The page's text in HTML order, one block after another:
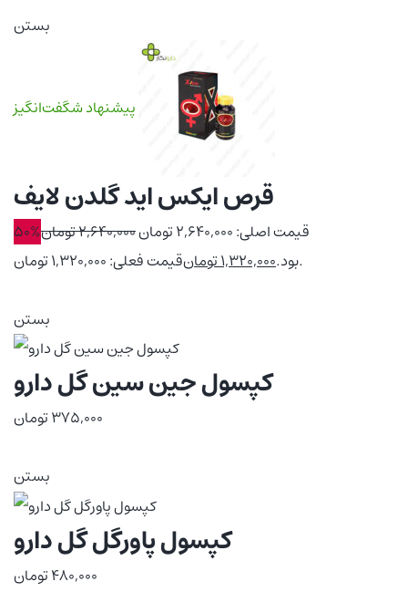
بستن
پیشنهاد شگفت‌انگیز
قرص ایکس اید گلدن لایف
50% 2,640,000تومان
قیمت اصلی: 2,640,000 تومان
بود.1,320,000تومان قیمت فعلی: 1,320,000 تومان.
بستن
کپسول جین سین گل دارو
375,000تومان
بستن
کپسول پاورگل گل دارو
480,000تومان